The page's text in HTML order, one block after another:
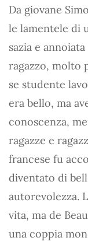
Da giovane
le lamentele di
sazia e
ragazzo, molto
se studente
era bello, ma
conoscenza,
ragazze e
francese fu
diventato di
autorevolezza.
vita, ma de
una coppia